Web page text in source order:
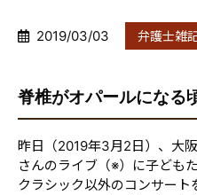
2019/03/03 弁護士雑
脊椎がオパールになる
昨日（2019年3月2日）、大
さんのライブ（※）に子ども
クラシック以外のコンサー